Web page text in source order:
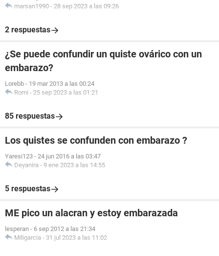
marsan1990 - 28 sep 2023 a las 09:26
2 respuestas
¿Se puede confundir un quiste ovárico con un
embarazo?
Lorebb - 19 mar 2013 a las 00:24
Romi - 25 sep 2023 a las 01:21
85 respuestas
Los quistes se confunden con embarazo ?
Yaresi123 - 24 jun 2016 a las 03:47
Deyanira - 9 ene 2023 a las 14:55
5 respuestas
ME pico un alacran y estoy embarazada
lesperan - 6 sep 2012 a las 21:34
Miligarcia - 31 jul 2023 a las 11:02